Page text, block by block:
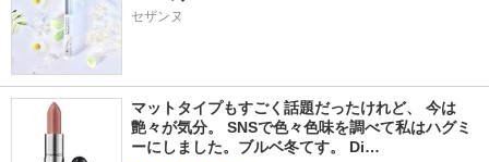
セザンヌ
マットタイプもすごく話題だったけれど、 今は
艶々が気分。 SNSで色々色味を調べて私はハグミ
ーにしました。ブルベ冬てす。 Di…